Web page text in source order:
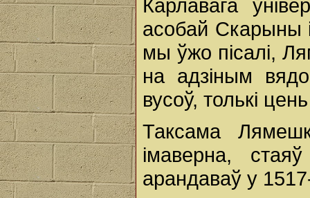
Карлавага
асобай Скарыны
мы ўжо пісалі,
на адзіным
вусоў, толькі
Таксама
імаверна,
арандаваў у